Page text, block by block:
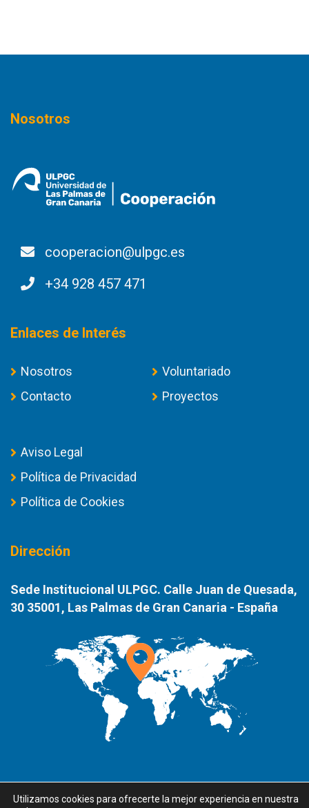
Nosotros
cooperacion@ulpgc.es
+34 928 457 471
Enlaces de Interés
Nosotros
Voluntariado
Contacto
Proyectos
Aviso Legal
Política de Privacidad
Política de Cookies
Dirección
Sede Institucional ULPGC. Calle Juan de Quesada,
30 35001, Las Palmas de Gran Canaria - España
Utilizamos cookies para ofrecerte la mejor experiencia en nuestra